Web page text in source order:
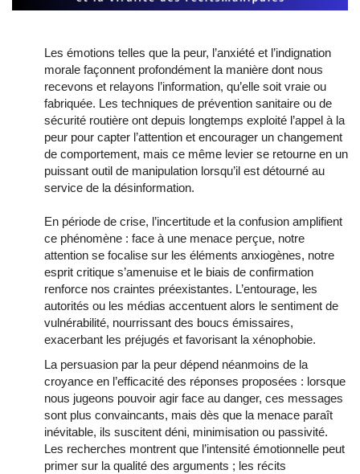
Les émotions telles que la peur, l’anxiété et l’indignation
morale façonnent profondément la manière dont nous
recevons et relayons l’information, qu’elle soit vraie ou
fabriquée. Les techniques de prévention sanitaire ou de
sécurité routière ont depuis longtemps exploité l’appel à la
peur pour capter l’attention et encourager un changement
de comportement, mais ce même levier se retourne en un
puissant outil de manipulation lorsqu’il est détourné au
service de la désinformation.
En période de crise, l’incertitude et la confusion amplifient
ce phénomène : face à une menace perçue, notre
attention se focalise sur les éléments anxiogènes, notre
esprit critique s’amenuise et le biais de confirmation
renforce nos craintes préexistantes. L’entourage, les
autorités ou les médias accentuent alors le sentiment de
vulnérabilité, nourrissant des boucs émissaires,
exacerbant les préjugés et favorisant la xénophobie.
La persuasion par la peur dépend néanmoins de la
croyance en l’efficacité des réponses proposées : lorsque
nous jugeons pouvoir agir face au danger, ces messages
sont plus convaincants, mais dès que la menace paraît
inévitable, ils suscitent déni, minimisation ou passivité.
Les recherches montrent que l’intensité émotionnelle peut
primer sur la qualité des arguments ; les récits